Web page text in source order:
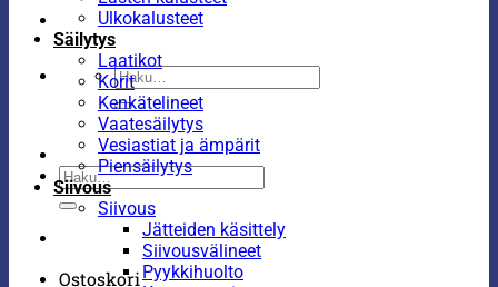
Etsi:
Etsi:
Ostoskori
Ulkokalusteet
Säilytys
Laatikot
Korit
Kenkätelineet
Vaatesäilytys
Vesiastiat ja ämpärit
Piensäilytys
Siivous
Siivous
Jätteiden käsittely
Siivousvälineet
Pyykkihuolto